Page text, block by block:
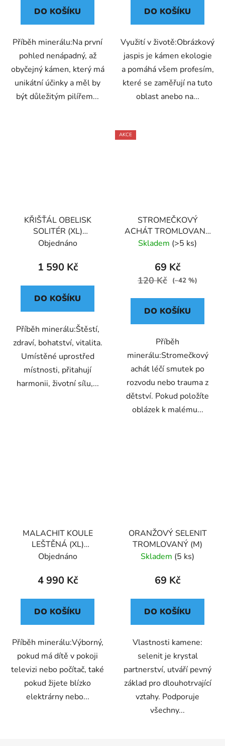
DO KOŠÍKU
Příběh minerálu:Na první
pohled nenápadný, až
obyčejný kámen, který má
unikátní účinky a měl by
být důležitým pilířem...
DO KOŠÍKU
Využití v životě:Obrázkový
jaspis je kámen ekologie
a pomáhá všem profesím,
které se zaměřují na tuto
oblast anebo na...
KŘIŠŤÁL OBELISK
SOLITÉR (XL)
PREMIUM BRAZÍLIE
Objednáno
1 590 Kč
DO KOŠÍKU
Příběh minerálu:Štěstí,
zdraví, bohatství, vitalita.
Umístěné uprostřed
místnosti, přitahují
harmonii, životní sílu,...
AKCE
STROMEČKOVÝ
ACHÁT TROMLOVANÝ
(M)
Skladem (>5 ks)
69 Kč
120 Kč (–42 %)
DO KOŠÍKU
Příběh
minerálu:Stromečkový
achát léčí smutek po
rozvodu nebo trauma z
dětství. Pokud položíte
oblázek k malému...
MALACHIT KOULE
LEŠTĚNÁ (XL)
PREMIUM 504g
Objednáno
4 990 Kč
DO KOŠÍKU
Příběh minerálu:Výborný,
pokud má dítě v pokoji
televizi nebo počítač, také
pokud žijete blízko
elektrárny nebo...
ORANŽOVÝ SELENIT
TROMLOVANÝ (M)
Skladem (5 ks)
69 Kč
DO KOŠÍKU
Vlastnosti kamene:
selenit je krystal
partnerství, utváří pevný
základ pro dlouhotrvající
vztahy. Podporuje
všechny...